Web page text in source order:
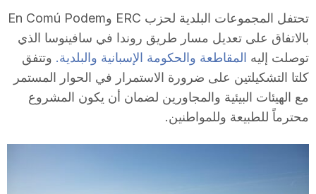
i
u
t
تحتفل المجموعات البلدية لحزب ERC وEn Comú Podem
بالاتفاق على تعديل مسار طريق روندا في سافينوسا الذي
توصلت إليه المقاطعة والحكومة الإسبانية والبلدية. وتتفق
كلتا التشكيلتين على ضرورة الاستمرار في الحوار المستمر
مع الهيئات البيئية والمجاورين لضمان أن يكون المشروع
محترماً للطبيعة وللمواطنين.